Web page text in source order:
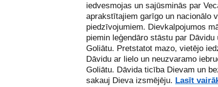
iedvesmojas un sajūsminās par
aprakstītajiem garīgo un nacionālo
piedzīvojumiem. Dievkalpojumos
piemin leģendāro stāstu par Dāvidu
Goliātu. Pretstatot mazo, vietējo
Dāvidu ar lielo un neuzvaramo
Goliātu. Dāvida ticība Dievam un
sakauj Dieva izsmējēju. Lasīt